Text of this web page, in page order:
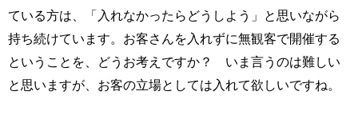
ている方は、「入れなかったらどうしよう」と思いながら
持ち続けています。お客さんを入れずに無観客で開催する
ということを、どうお考えですか？ いま言うのは難しい
と思いますが、お客の立場としては入れて欲しいですね。